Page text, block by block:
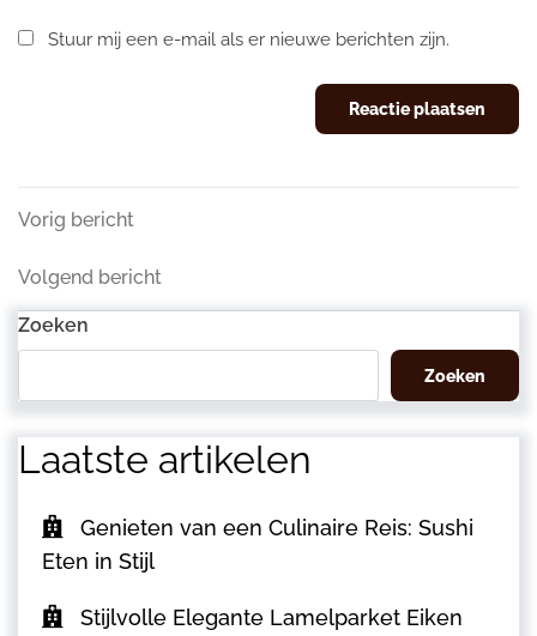
Stuur mij een e-mail als er nieuwe berichten zijn.
Berichtnavigatie
Vorig
Vorig bericht
Volgend
bericht
Volgend bericht
Zoeken
Zoeken
Laatste artikelen
Genieten van een Culinaire Reis: Sushi
Eten in Stijl
Stijlvolle Elegante Lamelparket Eiken